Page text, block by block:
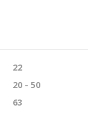
22
20 - 50
63